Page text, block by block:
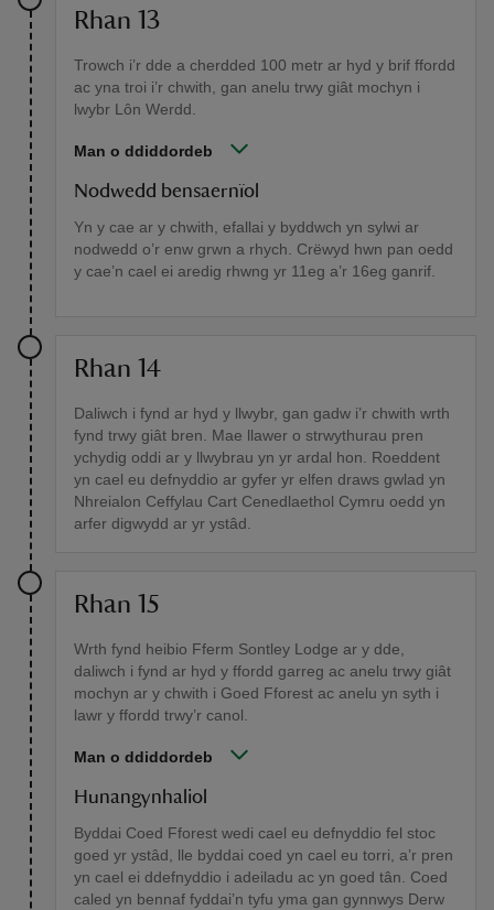
Rhan 13
Trowch i’r dde a cherdded 100 metr ar hyd y brif ffordd
ac yna troi i’r chwith, gan anelu trwy giât mochyn i
lwybr Lôn Werdd.
Man o ddiddordeb
Nodwedd bensaernïol
Yn y cae ar y chwith, efallai y byddwch yn sylwi ar
nodwedd o’r enw grwn a rhych. Crëwyd hwn pan oedd
y cae’n cael ei aredig rhwng yr 11eg a’r 16eg ganrif.
Rhan 14
Daliwch i fynd ar hyd y llwybr, gan gadw i’r chwith wrth
fynd trwy giât bren. Mae llawer o strwythurau pren
ychydig oddi ar y llwybrau yn yr ardal hon. Roeddent
yn cael eu defnyddio ar gyfer yr elfen draws gwlad yn
Nhreialon Ceffylau Cart Cenedlaethol Cymru oedd yn
arfer digwydd ar yr ystâd.
Rhan 15
Wrth fynd heibio Fferm Sontley Lodge ar y dde,
daliwch i fynd ar hyd y ffordd garreg ac anelu trwy giât
mochyn ar y chwith i Goed Fforest ac anelu yn syth i
lawr y ffordd trwy’r canol.
Man o ddiddordeb
Hunangynhaliol
Byddai Coed Fforest wedi cael eu defnyddio fel stoc
goed yr ystâd, lle byddai coed yn cael eu torri, a’r pren
yn cael ei ddefnyddio i adeiladu ac yn goed tân. Coed
caled yn bennaf fyddai’n tyfu yma gan gynnwys Derw